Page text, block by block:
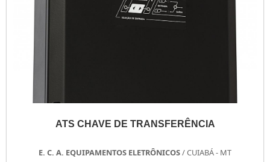
ATS CHAVE DE TRANSFERÊNCIA
E. C. A. EQUIPAMENTOS ELETRÔNICOS/ CUIABÁ - MT